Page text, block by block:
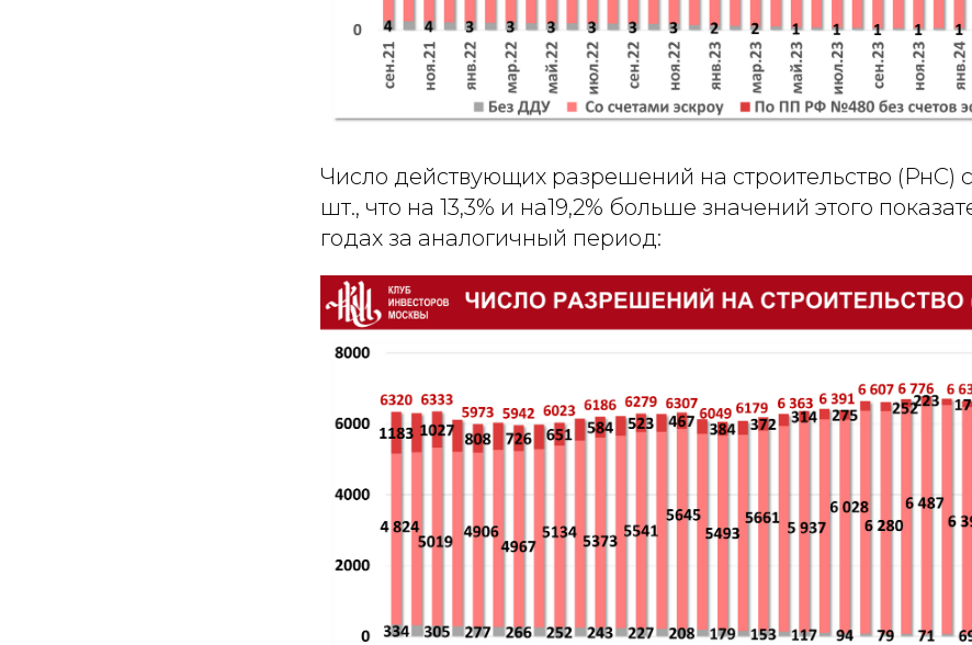
Число действующих разрешений на строительство (РнС)
шт., что на 13,3% и на19,2% больше значений этого
годах за аналогичный период: